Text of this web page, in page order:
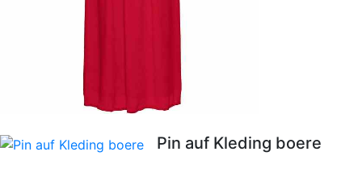
Pin auf Kleding boere